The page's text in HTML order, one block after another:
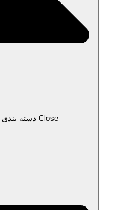
Close دسته بندی ها